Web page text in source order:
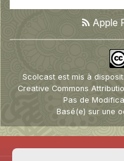
Apple
Scolcast est mis à
Creative Commons
Pas de
Basé(e) sur une